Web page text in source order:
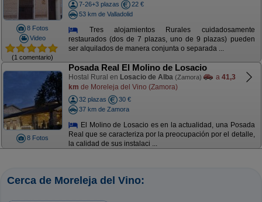
8 Fotos
Video
(1 comentario)
7-26+3 plazas
22 €
53 km de Valladolid
Tres alojamientos Rurales cuidadosamente
restaurados (dos de 7 plazas, uno de 9 plazas) pueden
ser alquilados de manera conjunta o separada ...
8 Fotos
Posada Real El Molino de Losacio
Hostal Rural en Losacio de Alba (Zamora) a 41,3
km de Moreleja del Vino (Zamora)
32 plazas
30 €
37 km de Zamora
El Molino de Losacio es en la actualidad, una Posada
Real que se caracteriza por la preocupación por el detalle,
la calidad de sus instalaci ...
Cerca de Moreleja del Vino: